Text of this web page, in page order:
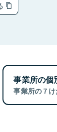
事業所の個
事業所の７け